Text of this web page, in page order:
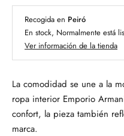
Recogida en Peiró
En stock, Normalmente está
Ver información de la tienda
La comodidad se une a la
ropa interior Emporio
confort, la pieza también
marca.